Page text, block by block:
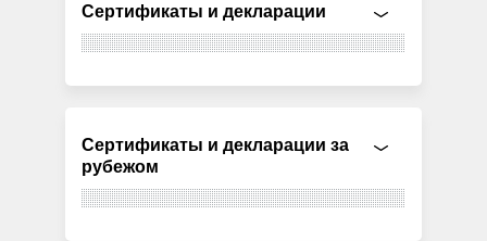
Сертификаты и декларации
Сертификаты и декларации за
рубежом